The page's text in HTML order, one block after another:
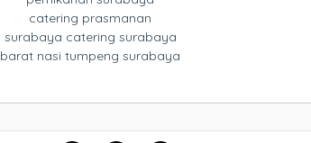
catering prasmanan
surabaya catering surabaya
barat nasi tumpeng surabaya